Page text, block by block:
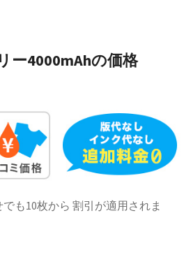
ー4000mAhの価格
も10枚から 割引が適用されま